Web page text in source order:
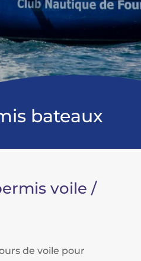
bateaux
voile /
de voile pour